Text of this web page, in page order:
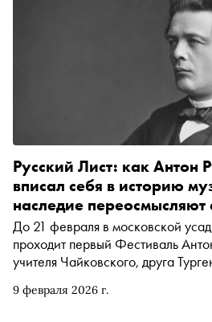
9 февраля 2026 г.
Русский Лист: как Антон
вписал себя в историю
наследие переосмысляют
До 21 февраля в московской
проходит первый Фестиваль
учителя Чайковского, друга
главным образом Рубинштейн как